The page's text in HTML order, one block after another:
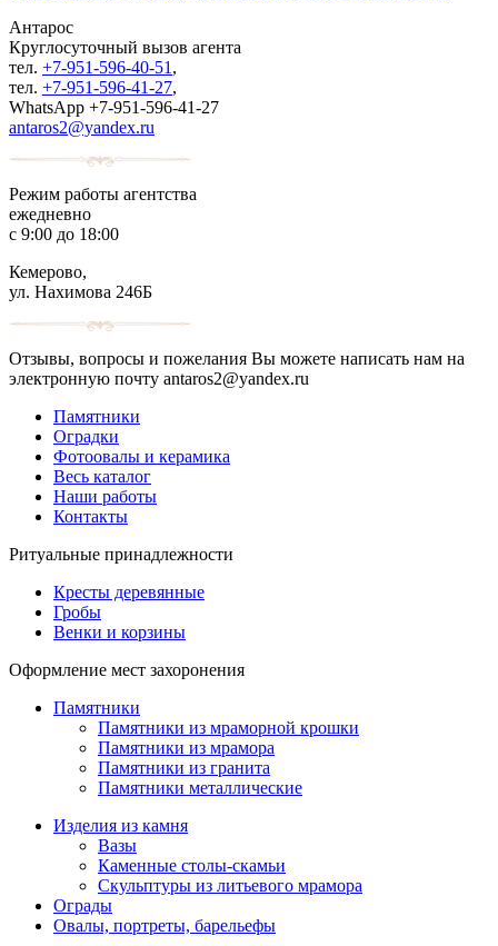
Антарос
Круглосуточный вызов агента
тел. +7-951-596-40-51 ,
тел. +7-951-596-41-27,
WhatsApp +7-951-596-41-27
antaros2@yandex.ru
Режим работы агентства
ежедневно
с 9:00 до 18:00
Кемерово,
ул. Нахимова 246Б
Отзывы, вопросы и пожелания Вы можете написать нам на
электронную почту antaros2@yandex.ru
Памятники
Оградки
Фотоовалы и керамика
Весь каталог
Наши работы
Контакты
Ритуальные принадлежности
Кресты деревянные
Гробы
Венки и корзины
Оформление мест захоронения
Памятники
Памятники из мраморной крошки
Памятники из мрамора
Памятники из гранита
Памятники металлические
Изделия из камня
Вазы
Каменные столы-скамьи
Скульптуры из литьевого мрамора
Ограды
Овалы, портреты, барельефы